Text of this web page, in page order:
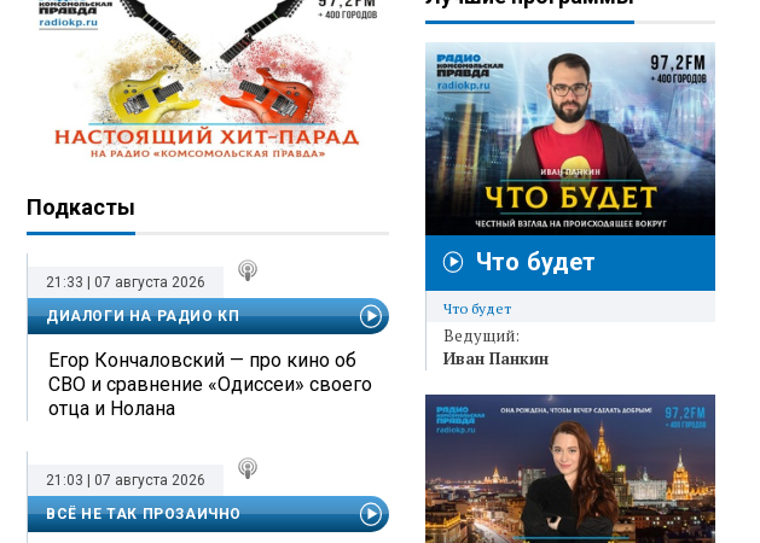
Подкасты
21:33 | 07 августа 2026
ДИАЛОГИ НА РАДИО КП
Егор Кончаловский — про кино об
СВО и сравнение «Одиссеи» своего
отца и Нолана
21:03 | 07 августа 2026
ВСЁ НЕ ТАК ПРОЗАИЧНО
Что будет
Что будет
Ведущий:
Иван Панкин